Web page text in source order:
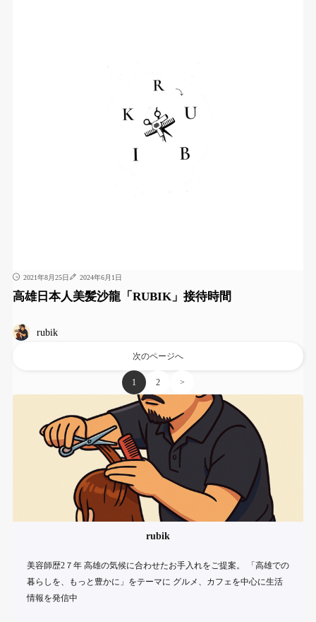
2021年8月25日 2024年6月1日
高雄日本人美髪沙龍「RUBIK」接待時間
rubik
次のページへ
1 2 >
rubik
美容師歴2７年 高雄の気候に合わせたお手入れをご提案。 「高雄での
暮らしを、もっと豊かに」をテーマに グルメ、カフェを中心に生活
情報を発信中